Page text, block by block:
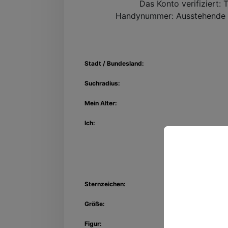
Das Konto verifiziert:
Handynummer:
Stadt / Bundesland:
Suchradius:
Mein Alter:
Ich:
Sternzeichen:
Größe:
Figur: